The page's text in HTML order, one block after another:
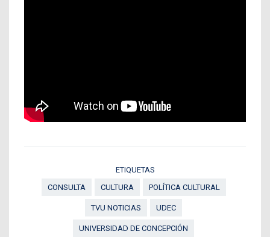
ETIQUETAS
CONSULTA
CULTURA POLÍTICA CULTURAL
TVU NOTICIAS UDEC
UNIVERSIDAD DE CONCEPCIÓN